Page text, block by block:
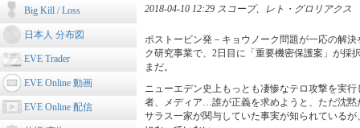
Big Kill / Loss
日本人 分布図
EVE Trader
EVE Online 動画
EVE Online 配信
2018-04-10 12:29 スコープ、レト・グロリアクス
ポストービン発－キョウノーク問題が一応の解
ク研究事業で、2日目に「重要機密保護案」が採
まだ。
ニューエデン史上もっとも凄惨なテロ攻撃を実
者、メディア…誰が正義を求めようと、ただ沈
サラス一家が関与していた事実が知られている